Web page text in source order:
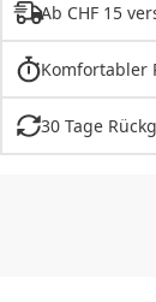
Ab CHF 15
Komfortabler
30 Tage